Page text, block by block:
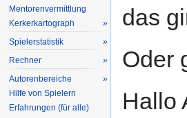
das
Oder
Hallo
Mentorenvermittlung
Kerkerkartograph
»
Spielerstatistik
»
Rechner
»
Autorenbereiche
»
Hilfe von Spielern
Erfahrungen (für alle)